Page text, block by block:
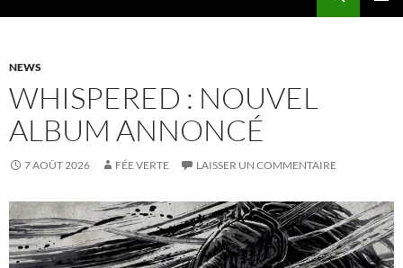
NEWS
WHISPERED : NOUVEL
ALBUM ANNONCÉ
7 AOÛT 2026 FÉE VERTE LAISSER UN COMMENTAIRE